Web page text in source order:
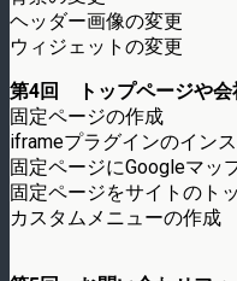
ヘッダー画像の変更
ウィジェットの変更
第4回 トップページや会
固定ページの作成
iframeプラグインのイン
固定ページにGoogleマッ
固定ページをサイトのト
カスタムメニューの作成